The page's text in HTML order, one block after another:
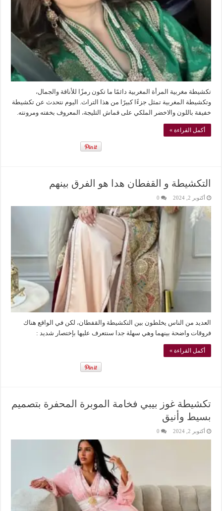
تكشيطة مغربية المرأة المغربية دائمًا ما تكون رمزًا للأناقة والجمال،
وتكشيطة المغربية تمثل جزءًا كبيرًا من هذا التراث. اليوم نتحدث عن تكشيطة
خفيفة باللون والاخضر الملكي على قماش التليجة، المعروف بخفته ومرونته.
أكمل القراءة »
التكشيطة و القفطان هدا هو الفرق بينهم
أكتوبر 2, 2024 0
العديد من الناس يخلطون بين التكشيطة والقفطان، لكن في الواقع هناك
فروقات واضحة بينهما وهي سهلة جدا سنتعرف عليها بإختصار شديد :
أكمل القراءة »
تكشيطة غوز بيبي فخامة الموبرة المحفرة بتصميم
بسيط وأنيق
أكتوبر 2, 2024 0